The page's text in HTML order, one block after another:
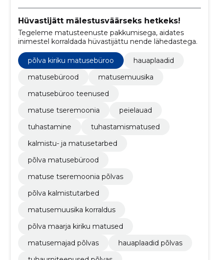
Hüvastijätt mälestusväärseks hetkeks!
Tegeleme matusteenuste pakkumisega, aidates
inimestel korraldada hüvastijättu nende lähedastega.
põlva kiriku matusebüroo
hauaplaadid
matusebürood
matusemuusika
matusebüroo teenused
matuse tseremoonia
peielauad
tuhastamine
tuhastamismatused
kalmistu- ja matusetarbed
põlva matusebürood
matuse tseremoonia põlvas
põlva kalmistutarbed
matusemuusika korraldus
põlva maarja kiriku matused
matusemajad põlvas
hauaplaadid põlvas